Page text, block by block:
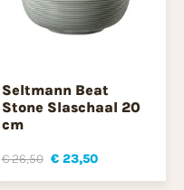
Seltmann Beat
Stone Slaschaal 20
cm
€ 26,50 € 23,50